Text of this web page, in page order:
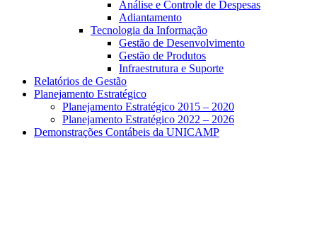
Análise e Controle de Despesas
Adiantamento
Tecnologia da Informação
Gestão de Desenvolvimento
Gestão de Produtos
Infraestrutura e Suporte
Relatórios de Gestão
Planejamento Estratégico
Planejamento Estratégico 2015 – 2020
Planejamento Estratégico 2022 – 2026
Demonstrações Contábeis da UNICAMP